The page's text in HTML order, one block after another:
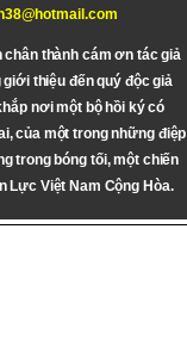
chân thành cám ơn tác giả
thiệu đến quý độc giả
nơi một bộ hồi ký có
của một trong những điệp
trong bóng tối, một chiến
Lực Việt Nam Cộng Hòa.